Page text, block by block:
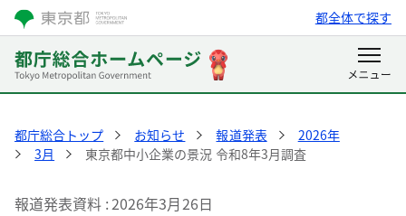
都全体で探す
都庁総合トップ お知らせ 報道発表
2026年
3月
東京都中小企業の景況 令和8年3月調査
報道発表資料 2026年3月26日